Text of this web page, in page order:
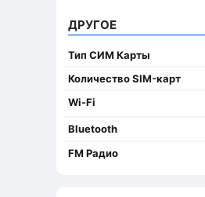
ДРУГОЕ
Тип СИМ Карты
Количество SIM-карт
Wi-Fi
Bluetooth
FM Радио